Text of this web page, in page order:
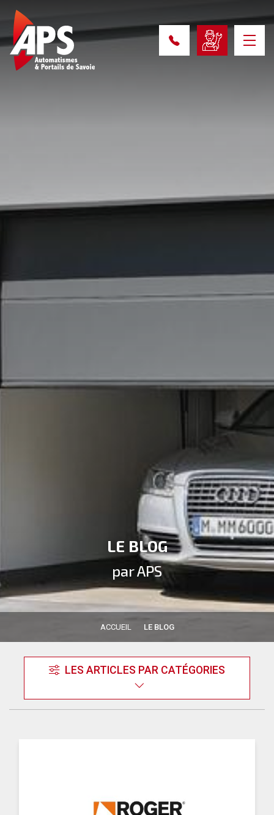
LE BLOG
par APS
ACCUEIL LE BLOG